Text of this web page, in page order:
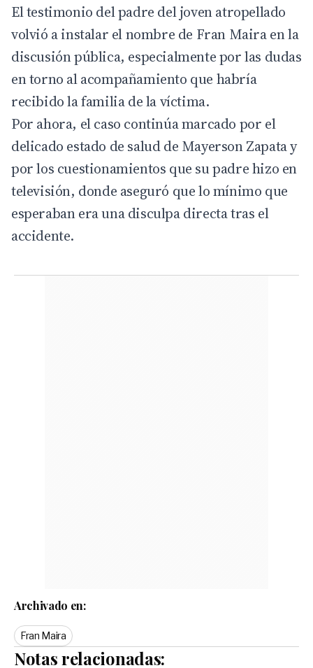
El testimonio del padre del joven atropellado
volvió a instalar el nombre de Fran Maira en la
discusión pública, especialmente por las dudas
en torno al acompañamiento que habría
recibido la familia de la víctima.
Por ahora, el caso continúa marcado por el
delicado estado de salud de Mayerson Zapata y
por los cuestionamientos que su padre hizo en
televisión, donde aseguró que lo mínimo que
esperaban era una disculpa directa tras el
accidente.
Archivado en:
Fran Maira
Notas relacionadas: